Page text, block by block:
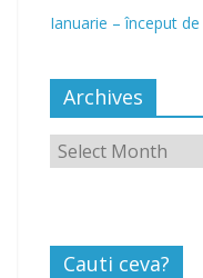
Ianuarie – început
Archives
Cauti ceva?